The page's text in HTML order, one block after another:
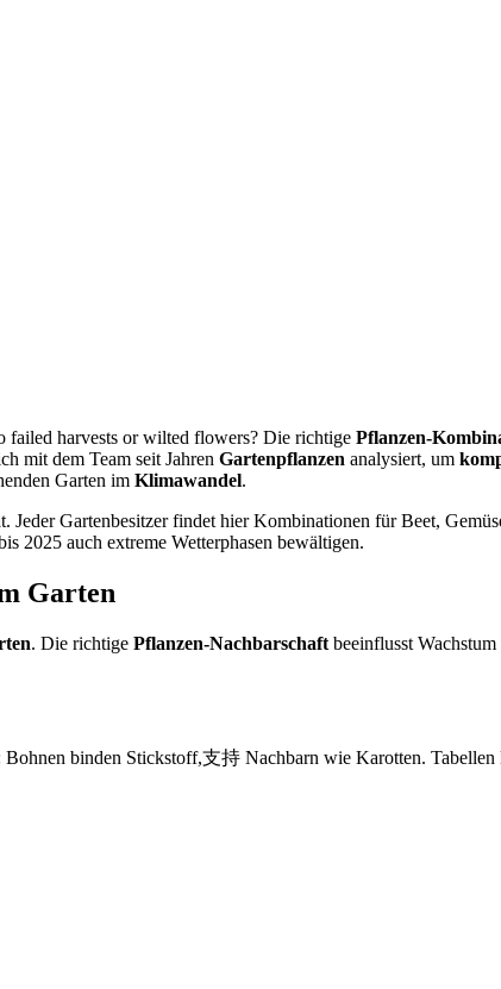
failed harvests or wilted flowers? Die richtige Pflanzen-
mit dem Team seit Jahren Gartenpflanzen analysiert, um
Garten im Klimawandel.
Gartenbesitzer findet hier Kombinationen für Beet,
2025 auch extreme Wetterphasen bewältigen.
Garten
. Die richtige Pflanzen-Nachbarschaft beeinflusst
binden Stickstoff,支持 Nachbarn wie Karotten.